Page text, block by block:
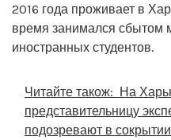
2016 года проживает в
время занимался сбытом
иностранных студентов.
Читайте також: На
представительницу
подозревают в